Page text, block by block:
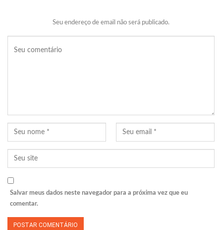
Seu endereço de email não será publicado.
Salvar meus dados neste navegador para a próxima vez que eu
comentar.